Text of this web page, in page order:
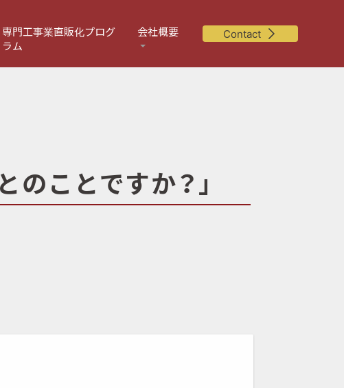
専門工事業直販化プログ
ラム
会社概要 Contact
ことですか？」